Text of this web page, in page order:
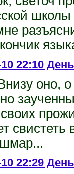
22:10
оно,
22:29